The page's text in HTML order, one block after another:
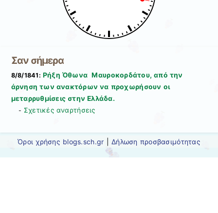
Σαν σήμερα
8/8/1841: Ρήξη Όθωνα  Μαυροκορδάτου, από την
άρνηση των ανακτόρων να προχωρήσουν οι
μεταρρυθμίσεις στην Ελλάδα.
- Σχετικές αναρτήσεις
Όροι χρήσης blogs.sch.gr Δήλωση προσβασιμότητας